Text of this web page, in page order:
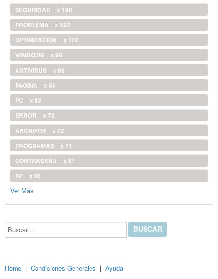
SEGURIDAD
x 190
PROBLEMA
x 182
OPTIMIZACIÓN
x 122
WINDOWS
x 88
ANTIVIRUS
x 86
PAGINA
x 85
PC
x 82
ERROR
x 72
ARCHIVOS
x 72
PROGRAMAS
x 71
CONTRASEÑA
x 67
XP
x 66
Ver Más
Buscar...
Home | Condiciones Generales | Ayuda